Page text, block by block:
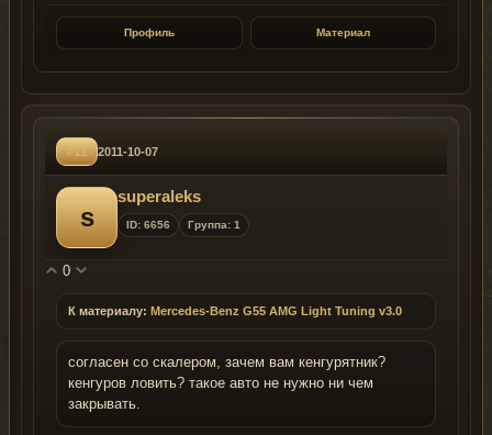
Профиль Материал
#11 2011-10-07
s
superaleks
ID: 6656 Группа: 1
0
К материалу: Mercedes-Benz G55 AMG Light Tuning v3.0
согласен со скалером, зачем вам кенгурятник?
кенгуров ловить? такое авто не нужно ни чем
закрывать.